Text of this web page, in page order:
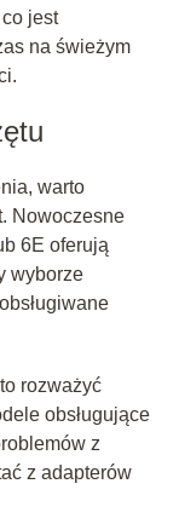
jest
na świeżym
warto
Nowoczesne
6E oferują
wyborze
rozważyć
obsługujące
z
z adapterów